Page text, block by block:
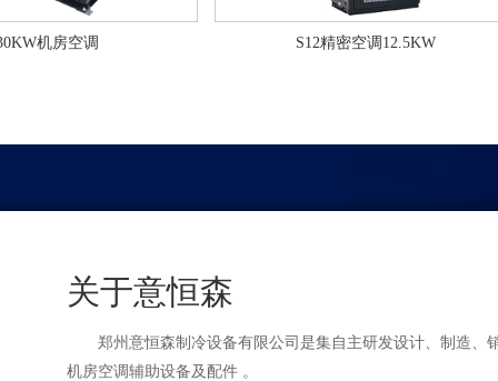
机房空调 S12精密空调12.5KW
关于意恒森
郑州意恒森制冷设备有限公司是集自主研发设计、制造、
机房空调辅助设备及配件 。